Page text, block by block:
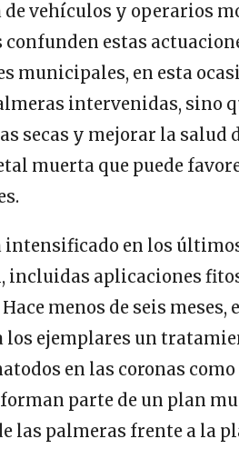
de vehículos y operarios
confunden estas
municipales, en esta
intervenidas, sino
secas y mejorar la salud
muerta que puede
intensificado en los
incluidas aplicaciones
menos de seis meses,
los ejemplares un
en las coronas
parte de un plan
las palmeras frente a la